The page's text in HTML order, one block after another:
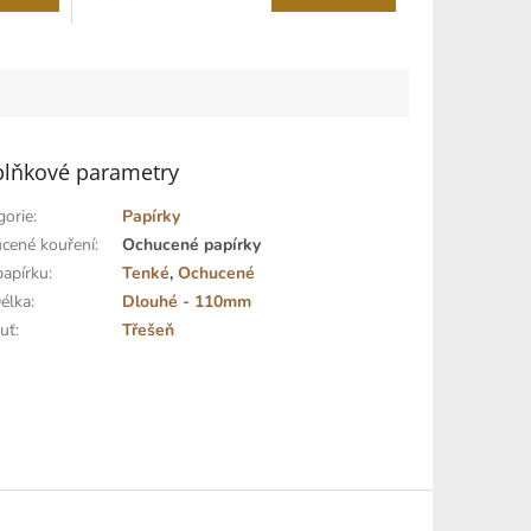
parametry
:
Papírky
kouření:
Ochucené papírky
: Tenké,Ochucené
:
Dlouhé - 110mm
: Třešeň